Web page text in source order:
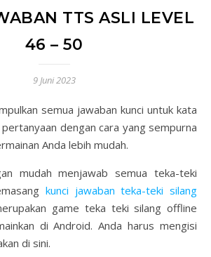
TTS ASLI LEVEL
46 – 50
9 Juni 2023
pertanyaan dengan cara yang sempurna
Anda lebih mudah.
mudah menjawab semua teka-teki
kunci jawaban teka-teki silang
game teka teki silang offline
di Android. Anda harus mengisi
di sini.